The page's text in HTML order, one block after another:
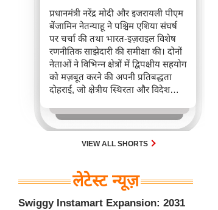
प्रधानमंत्री नरेंद्र मोदी और इजरायली पीएम
बेंजामिन नेतन्याहू ने पश्चिम एशिया संघर्ष
पर चर्चा की तथा भारत-इज़राइल विशेष
रणनीतिक साझेदारी की समीक्षा की। दोनों
नेताओं ने विभिन्न क्षेत्रों में द्विपक्षीय सहयोग
को मज़बूत करने की अपनी प्रतिबद्धता
दोहराई, जो क्षेत्रीय स्थिरता और विदेश
करता है।
VIEW ALL SHORTS
लेटेस्ट न्यूज़
Swiggy Instamart Expansion: 2031